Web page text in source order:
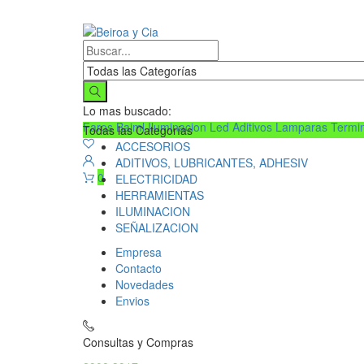
Lo mas buscado:
Faros BaimlIluminacion LedAditivosLamparas
0
Todas las Categorías
ACCESORIOS
ADITIVOS, LUBRICANTES, ADHESIV
ELECTRICIDAD
HERRAMIENTAS
ILUMINACION
SEÑALIZACION
Empresa
Contacto
Novedades
Envios
Consultas y Compras